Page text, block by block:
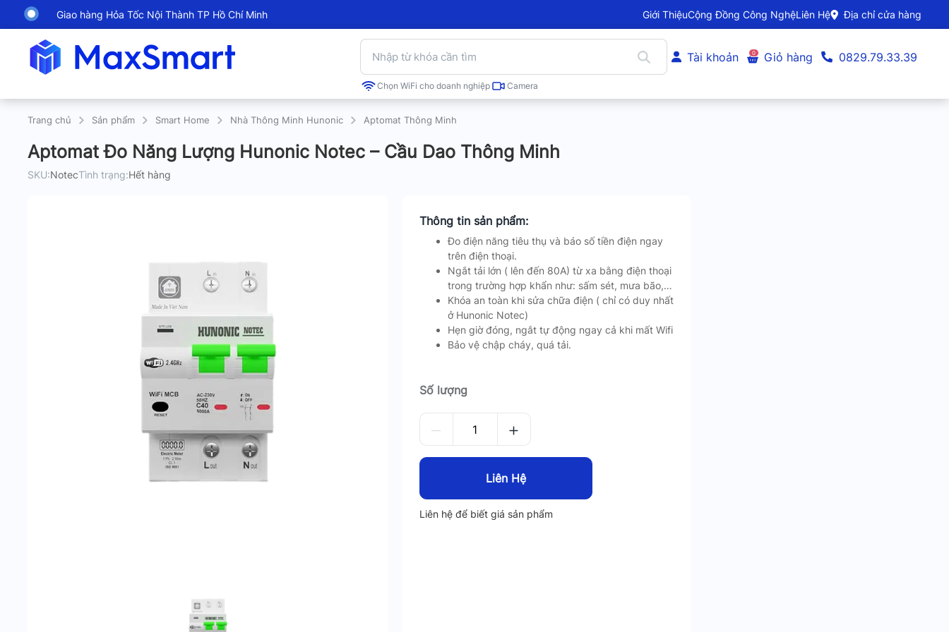
Giao hàng Hỏa Tốc Nội Thành TP Hồ Chí Minh Giới ThiệuCộng Đồng Công NghệLiên Hệ Địa chỉ cửa hàng
Chọn WiFi cho doanh nghiệp Camera
Tài khoản 0 Giỏ hàng 0829.79.33.39
Trang chủ Sản phẩm Smart Home Nhà Thông Minh Hunonic Aptomat Thông Minh
Aptomat Đo Năng Lượng Hunonic Notec – Cầu Dao Thông Minh
SKU:NotecTình trạng:Hết hàng
Thông tin sản phẩm:
Đo điện năng tiêu thụ và báo số tiền điện ngay
trên điện thoại.
Ngắt tải lớn ( lên đến 80A) từ xa bằng điện thoại
trong trường hợp khẩn như: sấm sét, mưa bão,…
Khóa an toàn khi sửa chữa điện ( chỉ có duy nhất
ở Hunonic Notec)
Hẹn giờ đóng, ngắt tự động ngay cả khi mất Wifi
Bảo vệ chập cháy, quá tải.
Số lượng
Liên Hệ
Liên hệ để biết giá sản phẩm